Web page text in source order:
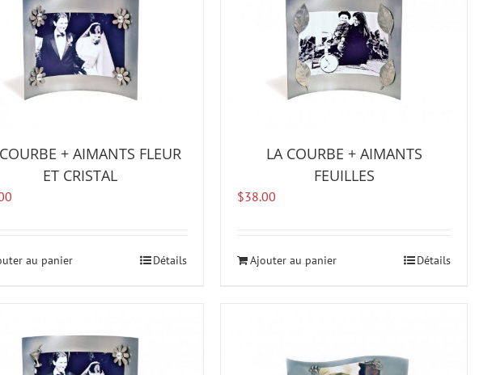
+ AIMANTS FLEUR
ET CRISTAL
au panier Détails
LA COURBE + AIMANTS
FEUILLES
$38.00
Ajouter au panier Détails